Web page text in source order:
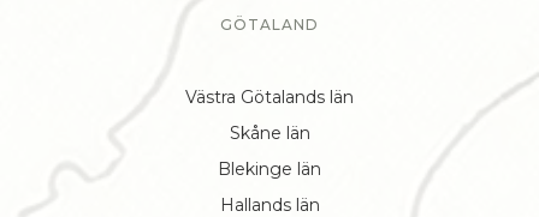
GÖTALAND
Västra Götalands län
Skåne län
Blekinge län
Hallands län